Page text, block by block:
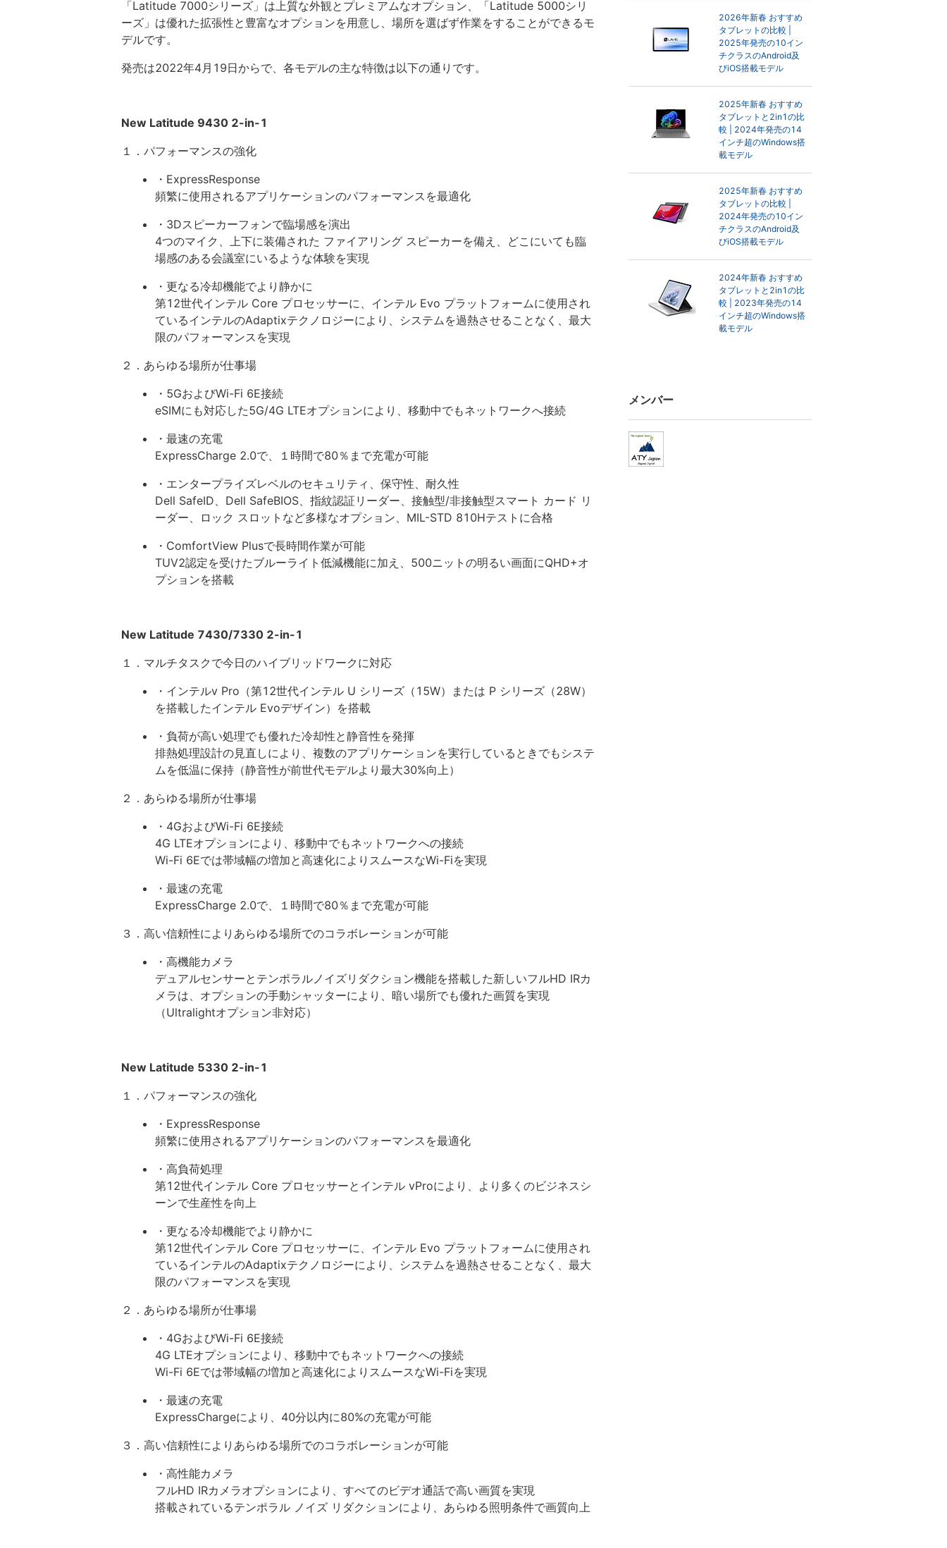
「Latitude 7000シリーズ」は上質な外観とプレミアムなオプション、「Latitude 5000シリ
ーズ」は優れた拡張性と豊富なオプションを用意し、場所を選ばず作業をすることができるモ
デルです。
発売は2022年4月19日からで、各モデルの主な特徴は以下の通りです。
New Latitude 9430 2-in-1
１．パフォーマンスの強化
・ExpressResponse
頻繁に使用されるアプリケーションのパフォーマンスを最適化
・3Dスピーカーフォンで臨場感を演出
4つのマイク、上下に装備された ファイアリング スピーカーを備え、どこにいても臨
場感のある会議室にいるような体験を実現
・更なる冷却機能でより静かに
第12世代インテル Core プロセッサーに、インテル Evo プラットフォームに使用され
ているインテルのAdaptixテクノロジーにより、システムを過熱させることなく、最大
限のパフォーマンスを実現
２．あらゆる場所が仕事場
・5GおよびWi-Fi 6E接続
eSIMにも対応した5G/4G LTEオプションにより、移動中でもネットワークへ接続
・最速の充電
ExpressCharge 2.0で、１時間で80％まで充電が可能
・エンタープライズレベルのセキュリティ、保守性、耐久性
Dell SafeID、Dell SafeBIOS、指紋認証リーダー、接触型/非接触型スマート カード リ
ーダー、ロック スロットなど多様なオプション、MIL-STD 810Hテストに合格
・ComfortView Plusで長時間作業が可能
TUV2認定を受けたブルーライト低減機能に加え、500ニットの明るい画面にQHD+オ
プションを搭載
New Latitude 7430/7330 2-in-1
１．マルチタスクで今日のハイブリッドワークに対応
・インテルv Pro（第12世代インテル U シリーズ（15W）または P シリーズ（28W）
を搭載したインテル Evoデザイン）を搭載
・負荷が高い処理でも優れた冷却性と静音性を発揮
排熱処理設計の見直しにより、複数のアプリケーションを実行しているときでもシステ
ムを低温に保持（静音性が前世代モデルより最大30%向上）
２．あらゆる場所が仕事場
・4GおよびWi-Fi 6E接続
4G LTEオプションにより、移動中でもネットワークへの接続
Wi-Fi 6Eでは帯域幅の増加と高速化によりスムースなWi-Fiを実現
・最速の充電
ExpressCharge 2.0で、１時間で80％まで充電が可能
３．高い信頼性によりあらゆる場所でのコラボレーションが可能
・高機能カメラ
デュアルセンサーとテンポラルノイズリダクション機能を搭載した新しいフルHD IRカ
メラは、オプションの手動シャッターにより、暗い場所でも優れた画質を実現
（Ultralightオプション非対応）
New Latitude 5330 2-in-1
１．パフォーマンスの強化
・ExpressResponse
頻繁に使用されるアプリケーションのパフォーマンスを最適化
・高負荷処理
第12世代インテル Core プロセッサーとインテル vProにより、より多くのビジネスシ
ーンで生産性を向上
・更なる冷却機能でより静かに
第12世代インテル Core プロセッサーに、インテル Evo プラットフォームに使用され
ているインテルのAdaptixテクノロジーにより、システムを過熱させることなく、最大
限のパフォーマンスを実現
２．あらゆる場所が仕事場
・4GおよびWi-Fi 6E接続
4G LTEオプションにより、移動中でもネットワークへの接続
Wi-Fi 6Eでは帯域幅の増加と高速化によりスムースなWi-Fiを実現
・最速の充電
ExpressChargeにより、40分以内に80%の充電が可能
３．高い信頼性によりあらゆる場所でのコラボレーションが可能
・高性能カメラ
フルHD IRカメラオプションにより、すべてのビデオ通話で高い画質を実現
搭載されているテンポラル ノイズ リダクションにより、あらゆる照明条件で画質向上
2026年新春 おすすめ
タブレットの比較 |
2025年発売の10イン
チクラスのAndroid及
びiOS搭載モデル
2025年新春 おすすめ
タブレットと2in1の比
較 | 2024年発売の14
インチ超のWindows搭
載モデル
2025年新春 おすすめ
タブレットの比較 |
2024年発売の10イン
チクラスのAndroid及
びiOS搭載モデル
2024年新春 おすすめ
タブレットと2in1の比
較 | 2023年発売の14
インチ超のWindows搭
載モデル
メンバー